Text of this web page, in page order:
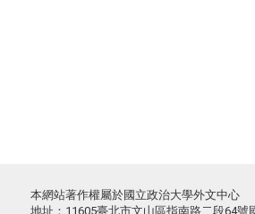
本網站著作權屬於國立政治大學外文中心
地址：11605臺北市文山區指南路二段64號